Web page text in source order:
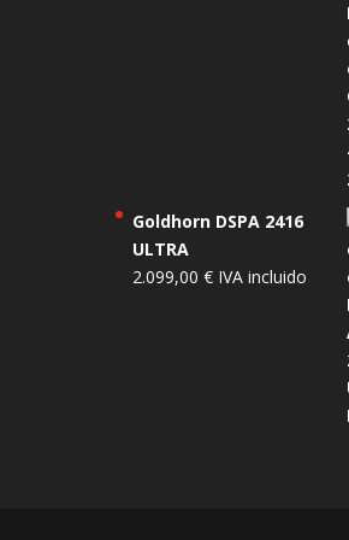
Goldhorn DSPA 2416
ULTRA
2.099,00 € IVA incluido